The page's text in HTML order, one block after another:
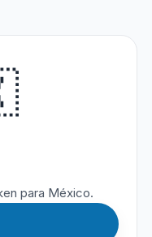
para México.